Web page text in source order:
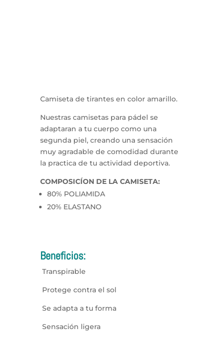
Camiseta de tirantes en color amarillo.
Nuestras camisetas para pádel se
adaptaran a tu cuerpo como una
segunda piel, creando una sensación
muy agradable de comodidad durante
la practica de tu actividad deportiva.
COMPOSICÍON DE LA CAMISETA:
80% POLIAMIDA
20% ELASTANO
Beneficios:
Transpirable
Protege contra el sol
Se adapta a tu forma
Sensación ligera